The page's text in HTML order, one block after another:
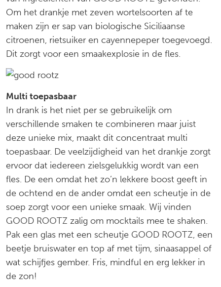
Om het drankje met zeven wortelsoorten af te
maken zijn er sap van biologische Siciliaanse
citroenen, rietsuiker en cayennepeper toegevoegd.
Dit zorgt voor een smaakexplosie in de fles.
Multi toepasbaar
In drank is het niet per se gebruikelijk om
verschillende smaken te combineren maar juist
deze unieke mix, maakt dit concentraat multi
toepasbaar. De veelzijdigheid van het drankje zorgt
ervoor dat iedereen zielsgelukkig wordt van een
fles. De een omdat het zo’n lekkere boost geeft in
de ochtend en de ander omdat een scheutje in de
soep zorgt voor een unieke smaak. Wij vinden
GOOD ROOTZ zalig om mocktails mee te shaken.
Pak een glas met een scheutje GOOD ROOTZ, een
beetje bruiswater en top af met tijm, sinaasappel of
wat schijfjes gember. Fris, mindful en erg lekker in
de zon!